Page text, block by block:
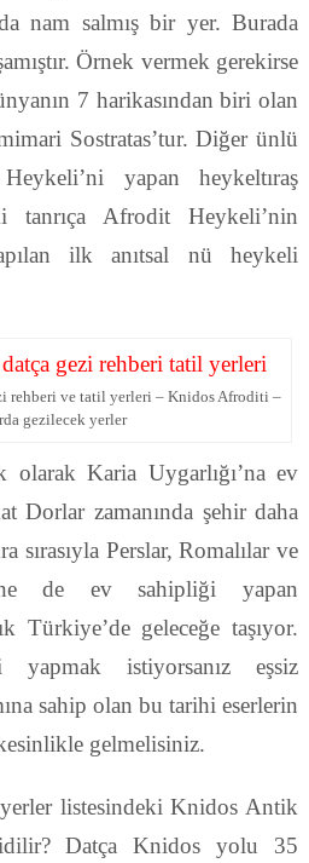
nam salmış bir yer. Burada
Örnek vermek gerekirse
7 harikasından biri olan
Sostratas’tur. Diğer ünlü
yapan heykeltıraş
tanrıça Afrodit Heykeli’nin
ilk anıtsal nü heykeli
rehberi ve tatil yerleri – Knidos Afroditi –
gezilecek yerler
Karia Uygarlığı’na ev
Dorlar zamanında şehir daha
sırasıyla Perslar, Romalılar ve
de ev sahipliği yapan
Türkiye’de geleceğe taşıyor.
yapmak istiyorsanız eşsiz
sahip olan bu tarihi eserlerin
gelmelisiniz.
listesindeki Knidos Antik
Datça Knidos yolu 35